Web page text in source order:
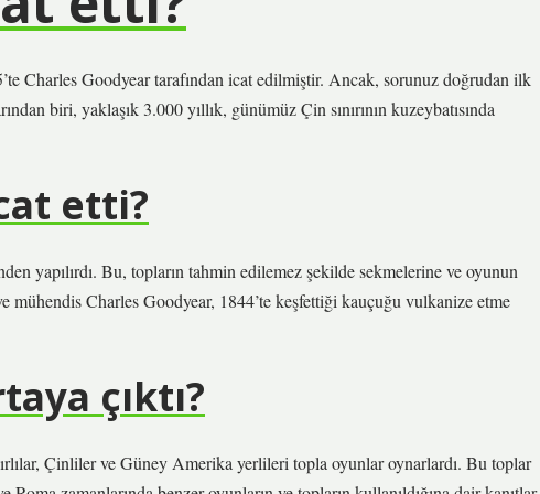
Charles Goodyear tarafından icat edilmiştir. Ancak, sorunuz doğrudan ilk
biri, yaklaşık 3.000 yıllık, günümüz Çin sınırının kuzeybatısında
etti?
yapılırdı. Bu, topların tahmin edilemez şekilde sekmelerine ve oyunun
mühendis Charles Goodyear, 1844’te keşfettiği kauçuğu vulkanize etme
çıktı?
Çinliler ve Güney Amerika yerlileri topla oyunlar oynarlardı. Bu toplar